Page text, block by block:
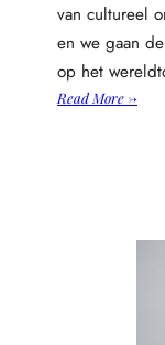
van cultureel
en we gaan
op het
Read More →:
n